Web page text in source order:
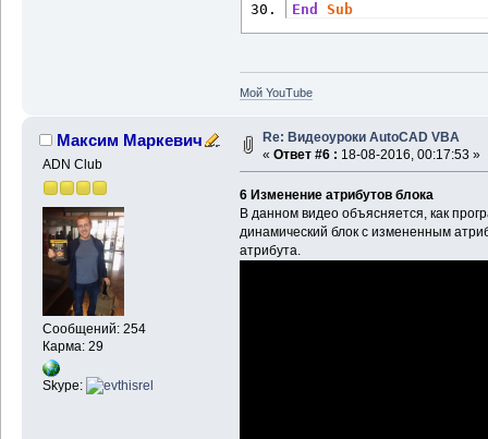
End
Sub
Мой YouTube
Максим Маркевич
ADN Club
Сообщений: 254
Карма: 29
Skype:
Re: Видеоуроки AutoCAD VBA
« Ответ #6 : 18-08-2016, 00:17:53 »
6 Изменение атрибутов блока
В данном видео объясняется, как
динамический блок с измененным
атрибута.